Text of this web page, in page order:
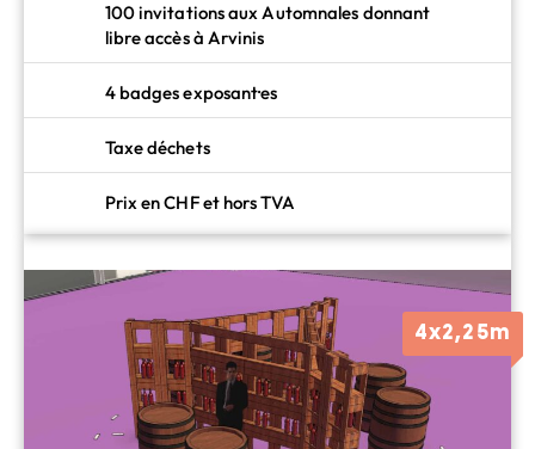
100 invitations aux Automnales donnant
libre accès à Arvinis
4 badges exposant·es
Taxe déchets
Prix en CHF et hors TVA
4x2,25m